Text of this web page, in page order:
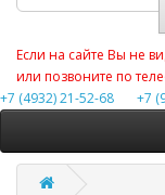
Если на сайте Вы не
или позвоните по
+7 (4932) 21-52-68
+7